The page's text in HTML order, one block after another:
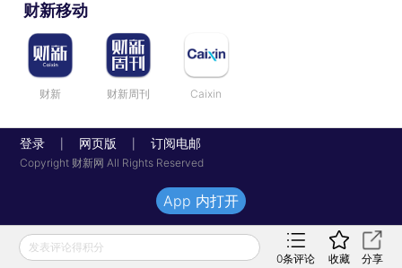
财新移动
财新 财新周刊 Caixin
登录 网页版 订阅电邮
Copyright 财新网 All Rights Reserved
发表评论得积分
0条评论 收藏 分享
App 内打开